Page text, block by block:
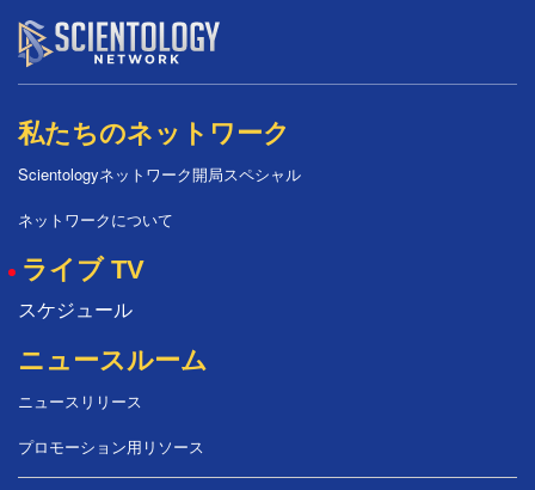
私たちのネットワーク
Scientologyネットワーク開局スペシャル
ネットワークについて
ライブ TV
スケジュール
ニュースルーム
ニュースリリース
プロモーション用リソース